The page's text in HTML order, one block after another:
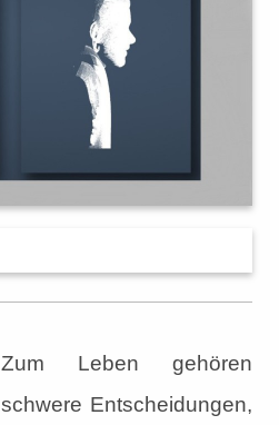
Zum Leben gehören
schwere Entscheidungen,